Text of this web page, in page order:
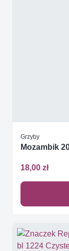
Grzyby
Mozambik
18,00 zł